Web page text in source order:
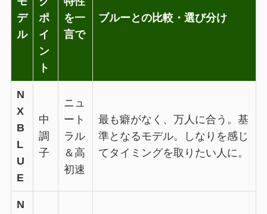
デ
ル
ポ
イ
ン
ト
を一
言で
ブルーとの比較・選び分け
N
X
B
L
U
E
中
調
子
ニュ
ート
ラル
＆高
初速
最も癖がなく、万人に合う。基
準となるモデル。しなりを感じ
てタイミングを取りたい人に。
N